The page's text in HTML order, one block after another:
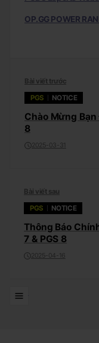
OP.GG POWER
Bài viết trước
PGS
NOTICE
Chào Mừng Bạn
8
2025-03-31
Bài viết sau
PGS
NOTICE
Thông Báo
7 & PGS 8
2025-04-16